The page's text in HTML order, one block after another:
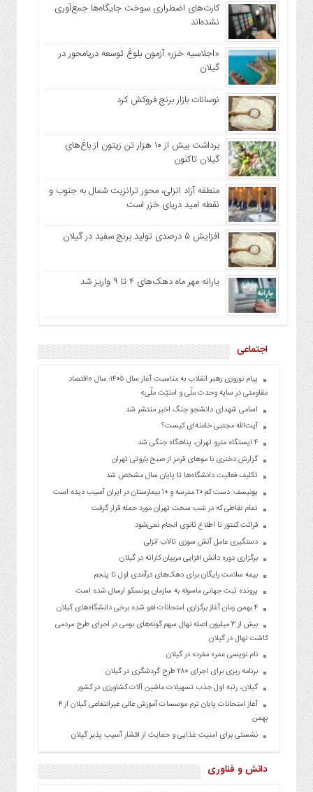
کارت‌های اضطراری سوخت جایگاه‌ها جمع‌آوری
نشده‌اند
«اجلاسیه خزر» آزمون بلوغ توسعه دریامحور در
گیلان
نوسانات بازار برنج فروکش کرد
برداشت بیش از ۱۰ هزار تن زیتون از باغ‌های
گیلان تاکنون
منطقه آزاد انزلی، محور ترانزیت شمال به جنوب و
نقطه امید دریای خزر است
افزایش ۵ درصدی تولید برنج سفید در گیلان
یارانه مهر ماه دهک‌های ۴ تا ۹ واریز شد
اجتماعی
پیام نوروزی رهبر انقلاب به مناسبت آغاز سال ۱۴۰۵؛ سال «اقتصاد
مقاومتی در سایه وحدت ملّی و امنیّت ملّی»
اسامی شهدای دانشجو جنگ اخیر منتشر شد
آیت‌الله مجتبی خامنه‌ای کیست؟
۴ ایستگاه مترو تهران، پناهگاه جنگی شد
گزارش دختری با موهای قرمز از صبح باروتی تهران
تکلیف فعالیت دانشگاه‌ها تا پایان سال مشخص شد
یونیسف: دست کم ۲۰ مدرسه و ۱۰ بیمارستان در ایران آسیب دیده است
تمام نقاطی که در شب سخت تهران مورد حمله قرار گرفت
قرائت کنتور تا اطلاع ثانوی انجام نمی‌شود
دستگیری عامل آتش سوزی تالاب انزلی
برگزاری دوره دانش افزایی مربیان کاراته در گیلان
بیمه سلامت رایگان برای دهک‌های درآمدی اول تا پنجم
پرونده ثبت جهانی ماسوله به سازمان یونسکو ارسال شده است
۴ بهمن زمان آغاز برگزاری امتحانات لغو شده برخی دانشگاه‌های گیلان
بیش از ۳ میلیون اصله نهال سهم گونه‌های بومی در اجرای طرح مردمی
کاشت نهال در گیلان
نام نویسی عمره مفرده در گیلان
برنامه ریزی برای اجرای ۲۸۰ طرح گردشگری در گیلان
گیلان، رتبه اول جذب تسهیلات ماشین آلات کشاورزی در کشور
آغاز امتحانات پایان ترم موسسات آموزش عالی غیرانتفاعی گیلان از ۴
بهمن
نشستی برای امنیت غذایی و حمایت از اقشار آسیب پذیر گیلان
دانش و فناوری